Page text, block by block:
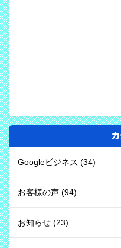
Googleビジネス (34)
お客様の声 (94)
お知らせ (23)